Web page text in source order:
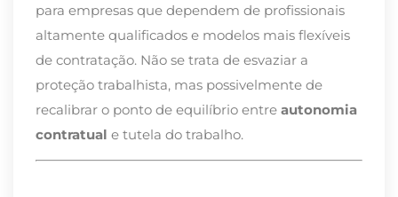
para empresas que dependem de profissionais
altamente qualificados e modelos mais flexíveis
de contratação. Não se trata de esvaziar a
proteção trabalhista, mas possivelmente de
recalibrar o ponto de equilíbrio entre autonomia
contratual e tutela do trabalho.